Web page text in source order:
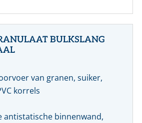
BULKSLANG
van granen, suiker,
korrels
antistatische binnenwand,